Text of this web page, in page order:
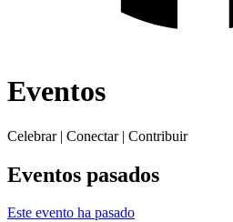
Eventos
Celebrar | Conectar | Contribuir
Eventos pasados
Este evento ha pasado